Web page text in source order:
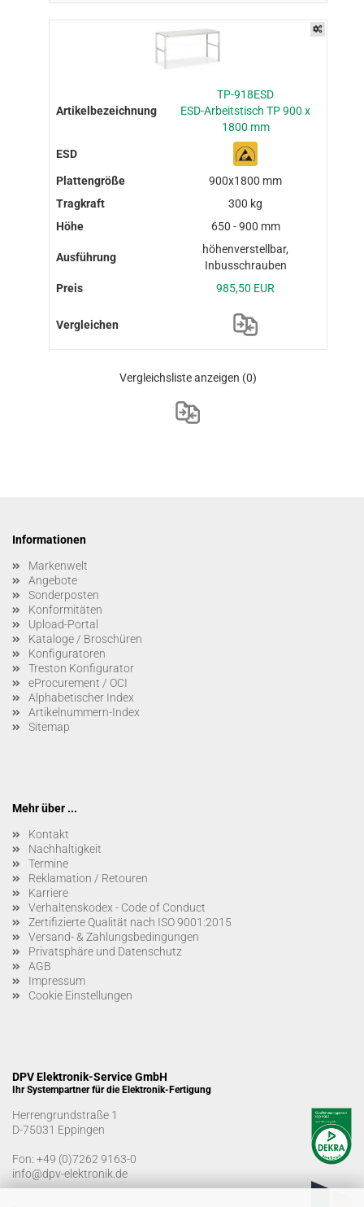
TP-918ESD
ESD-Arbeitstisch TP 900 x
1800 mm
900x1800 mm
300 kg
650 - 900 mm
höhenverstellbar,
Inbusschrauben
985,50 EUR
Vergleichsliste anzeigen (0)
Informationen
Markenwelt
Angebote
Sonderposten
Konformitäten
Upload-Portal
Kataloge / Broschüren
Konfiguratoren
Treston Konfigurator
eProcurement / OCI
Alphabetischer Index
Artikelnummern-Index
Sitemap
Mehr über ...
Kontakt
Nachhaltigkeit
Termine
Reklamation / Retouren
Karriere
Verhaltenskodex - Code of Conduct
Zertifizierte Qualität nach ISO 9001:2015
Versand- & Zahlungsbedingungen
Privatsphäre und Datenschutz
AGB
Impressum
Cookie Einstellungen
DPV Elektronik-Service GmbH
Ihr Systempartner für die Elektronik-Fertigung
Herrengrundstraße 1
D-75031 Eppingen
Fon: +49 (0)7262 9163-0
info@dpv-elektronik.de